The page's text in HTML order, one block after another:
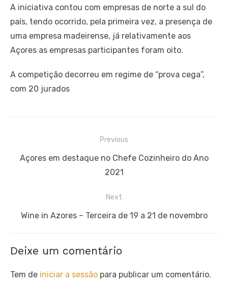
A iniciativa contou com empresas de norte a sul do
país, tendo ocorrido, pela primeira vez, a presença de
uma empresa madeirense, já relativamente aos
Açores as empresas participantes foram oito.
A competição decorreu em regime de “prova cega”,
com 20 jurados
de
Previous
Previous
Açores em destaque no Chefe Cozinheiro do Ano
2021
Next
Next
Wine in Azores – Terceira de 19 a 21 de novembro
Deixe um comentário
Tem de iniciar a sessão para publicar um comentário.